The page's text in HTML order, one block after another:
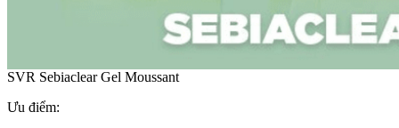
SVR Sebiaclear Gel Moussant
Ưu điểm: